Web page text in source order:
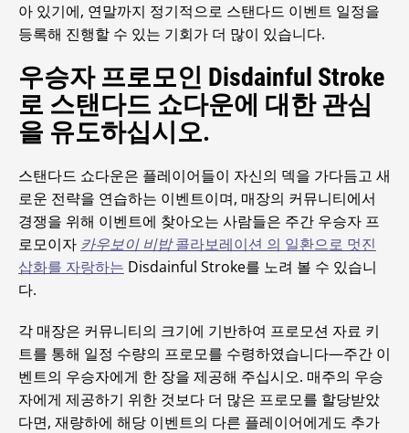
아 있기에, 연말까지 정기적으로 스탠다드 이벤트 일정을
등록해 진행할 수 있는 기회가 더 많이 있습니다.
우승자 프로모인 Disdainful Stroke
로 스탠다드 쇼다운에 대한 관심
을 유도하십시오.
스탠다드 쇼다운은 플레이어들이 자신의 덱을 가다듬고 새
로운 전략을 연습하는 이벤트이며, 매장의 커뮤니티에서
경쟁을 위해 이벤트에 찾아오는 사람들은 주간 우승자 프
로모이자 카우보이 비밥콜라보레이션 의 일환으로 멋진
삽화를 자랑하는 Disdainful Stroke를 노려 볼 수 있습니
다.
각 매장은 커뮤니티의 크기에 기반하여 프로모션 자료 키
트를 통해 일정 수량의 프로모를 수령하였습니다—주간 이
벤트의 우승자에게 한 장을 제공해 주십시오. 매주의 우승
자에게 제공하기 위한 것보다 더 많은 프로모를 할당받았
다면, 재량하에 해당 이벤트의 다른 플레이어에게도 추가